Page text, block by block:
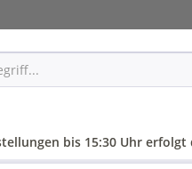
bis 15:30 Uhr